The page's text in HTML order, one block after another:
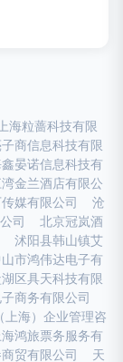
上海粒蔷科技有限
商信息科技有限
鑫晏诺信息科技有
金兰酒店有限公
媒有限公司
沧
司
北京冠岚酒
沭阳县韩山镇艾
山市鸿伟达电子有
区具天科技有限
商务有限公司
上海）企业管理咨
海鸿旅票务服务有
贸有限公司
天